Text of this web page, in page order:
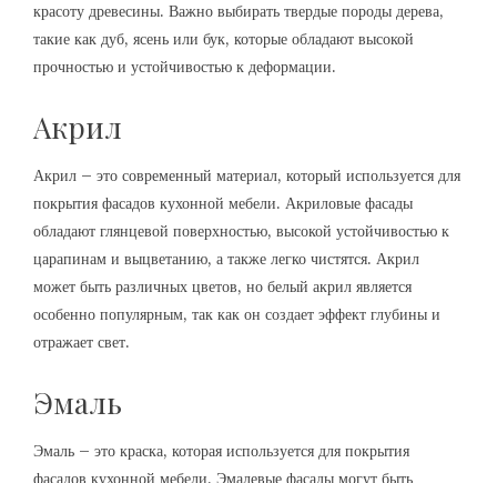
красоту древесины. Важно выбирать твердые породы дерева,
такие как дуб, ясень или бук, которые обладают высокой
прочностью и устойчивостью к деформации.
Акрил
Акрил – это современный материал, который используется для
покрытия фасадов кухонной мебели. Акриловые фасады
обладают глянцевой поверхностью, высокой устойчивостью к
царапинам и выцветанию, а также легко чистятся. Акрил
может быть различных цветов, но белый акрил является
особенно популярным, так как он создает эффект глубины и
отражает свет.
Эмаль
Эмаль – это краска, которая используется для покрытия
фасадов кухонной мебели. Эмалевые фасады могут быть